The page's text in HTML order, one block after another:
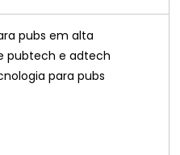
pubs em alta
pubtech e adtech
para pubs